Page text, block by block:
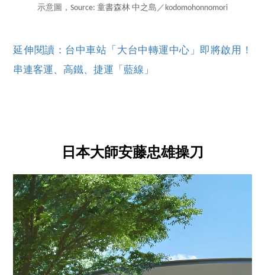
示意圖，Source: 童書森林 中之島／kodomohonnomori
延伸閱讀：台中車站「大台中轉運中心」即將啟用！
串連客運、高鐵、捷運「藍線」
日本大師安藤忠雄操刀